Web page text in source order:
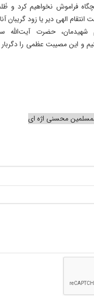
فراموش نخواهیم کرد و
الهی دیر یا زود گریبان
شهیدمان، حضرت آیت‌الله
و این مصیبت عظمی را
محسنی اژه ای